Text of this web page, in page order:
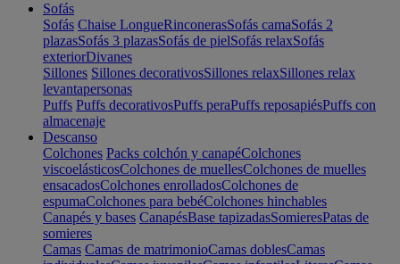
Sofás
Sofás Chaise LongueRinconerasSofás camaSofás 2
plazasSofás 3 plazasSofás de pielSofás relaxSofás
exteriorDivanes
Sillones Sillones decorativosSillones relaxSillones relax
levantapersonas
Puffs Puffs decorativosPuffs peraPuffs reposapiésPuffs con
almacenaje
Descanso
Colchones Packs colchón y canapéColchones
viscoelásticosColchones de muellesColchones de muelles
ensacadosColchones enrolladosColchones de
espumaColchones para bebéColchones hinchables
Canapés y bases CanapésBase tapizadasSomieresPatas de
somieres
Camas Camas de matrimonioCamas doblesCamas